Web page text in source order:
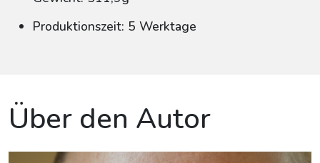
Produktionszeit: 5 Werktage
Über den Autor